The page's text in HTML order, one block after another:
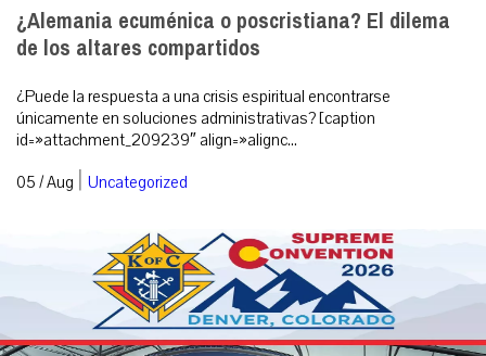
¿Alemania ecuménica o poscristiana? El dilema
de los altares compartidos
¿Puede la respuesta a una crisis espiritual encontrarse
únicamente en soluciones administrativas? [caption
id=»attachment_209239″ align=»alignc...
05 / Aug | Uncategorized